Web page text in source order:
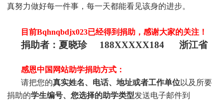
真努力做好每一件事，每一天都能看见该身的进步。
目前Bqhnqbdjx023已经得到捐助，感谢大家的关注！
捐助者：夏晓珍 188XXXXX184 浙江省
感恩中国网站助学捐助方式：
请把您的真实姓名、电话、地址或者工作单位以及所要
捐助的学生编号、您选择的助学类型发送电子邮件到